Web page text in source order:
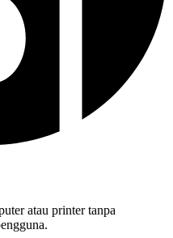
atau printer tanpa